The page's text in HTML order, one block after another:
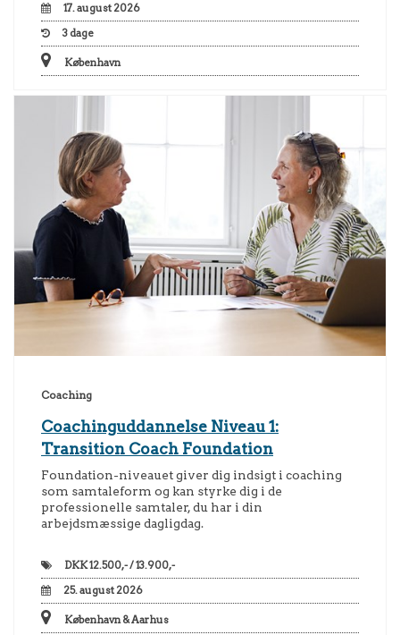
17. august 2026
3 dage
København
Coaching
Coachinguddannelse Niveau 1:
Transition Coach Foundation
Foundation-niveauet giver dig indsigt i coaching
som samtaleform og kan styrke dig i de
professionelle samtaler, du har i din
arbejdsmæssige dagligdag.
DKK12.500,- / 13.900,-
25. august 2026
København & Aarhus